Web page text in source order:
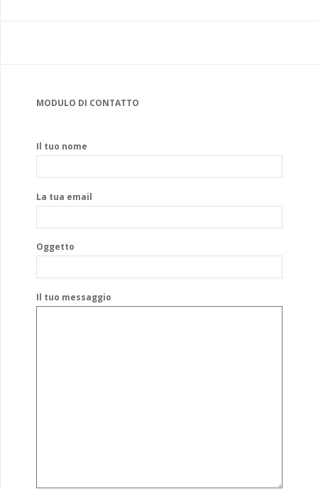
MODULO DI CONTATTO
Il tuo nome
La tua email
Oggetto
Il tuo messaggio